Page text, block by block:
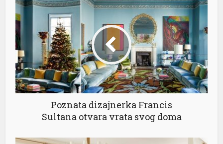
Poznata dizajnerka Francis
Sultana otvara vrata svog doma